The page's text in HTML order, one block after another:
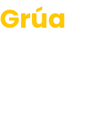
Grúa